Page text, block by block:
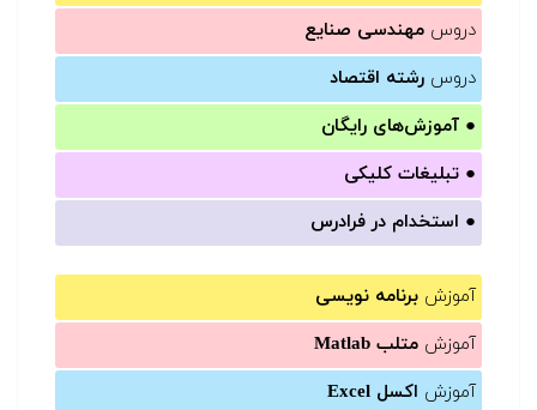
دروس مهندسی صنایع
دروس رشته اقتصاد
● آموزش‌های رایگان
● تبلیغات کلیکی
● استخدام در فرادرس
آموزش برنامه نویسی
آموزش متلب Matlab
آموزش اکسل Excel